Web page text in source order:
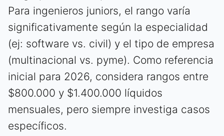
Para ingenieros juniors, el rango varía
significativamente según la especialidad
(ej: software vs. civil) y el tipo de empresa
(multinacional vs. pyme). Como referencia
inicial para 2026, considera rangos entre
$800.000 y $1.400.000 líquidos
mensuales, pero siempre investiga casos
específicos.